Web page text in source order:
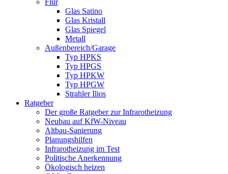
Flur
Glas Satino
Glas Kristall
Glas Spiegel
Metall
Außenbereich/Garage
Typ HPKS
Typ HPGS
Typ HPKW
Typ HPGW
Strahler Ilios
Ratgeber
Der große Ratgeber zur Infrarotheizung
Neubau auf KfW-Niveau
Altbau-Sanierung
Planungshilfen
Infrarotheizung im Test
Politische Anerkennung
Ökologisch heizen